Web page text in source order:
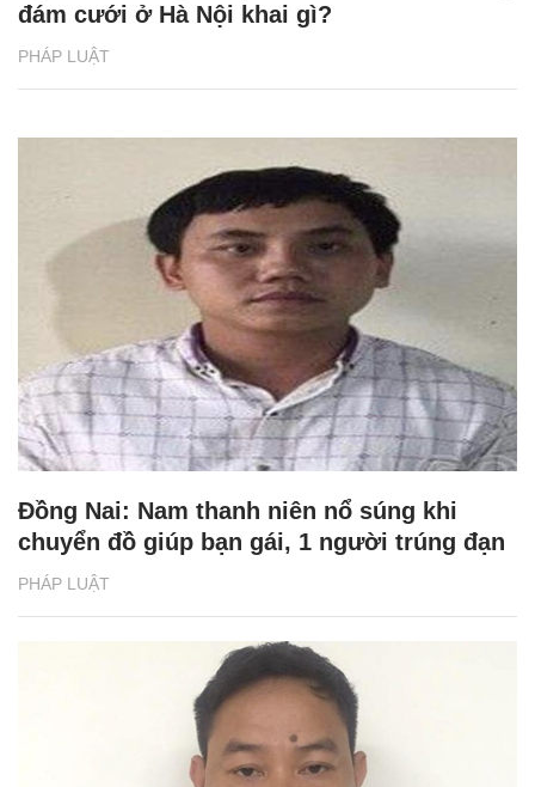
PHÁP LUẬT
đám cưới ở Hà Nội khai gì?
PHÁP LUẬT
Đồng Nai: Nam thanh niên nổ súng khi
chuyển đồ giúp bạn gái, 1 người trúng đạn